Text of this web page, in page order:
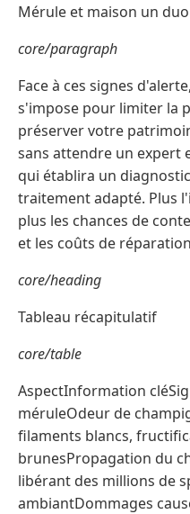
Mérule et maison un
core/paragraph
Face à ces signes
s'impose pour limiter la
préserver votre
sans attendre un expert
qui établira un
traitement adapté. Plus
plus les chances de
et les coûts de
core/heading
Tableau récapitulatif
core/table
AspectInformation
méruleOdeur de
filaments blancs,
brunesPropagation du
libérant des millions de
ambiantDommages